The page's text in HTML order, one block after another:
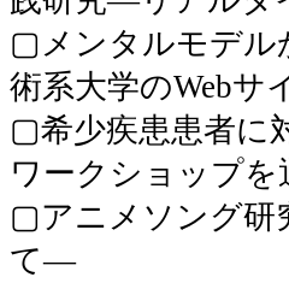
▢メンタルモデル
術系大学のWebサ
▢希少疾患患者に
ワークショップ
▢アニメソング研
て―